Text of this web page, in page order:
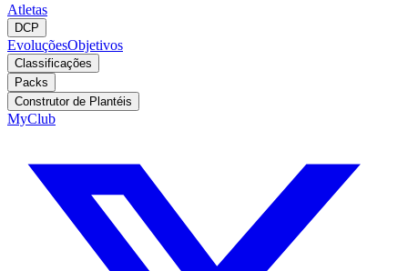
Atletas
DCP
EvoluçõesObjetivos
Classificações
Packs
Construtor de Plantéis
MyClub